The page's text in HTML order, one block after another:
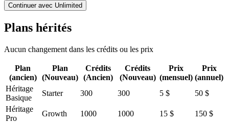
Continuer avec Unlimited
Plans hérités
Aucun changement dans les crédits ou les prix
Plan
(ancien)
Plan
(Nouveau)
Crédits
(Ancien)
Crédits
(Nouveau)
Prix
(mensuel)
Prix
(annuel)
Héritage
Basique
Starter 300 300 5 $
50 $
Héritage
Pro
Growth 1000 1000 15 $
150 $